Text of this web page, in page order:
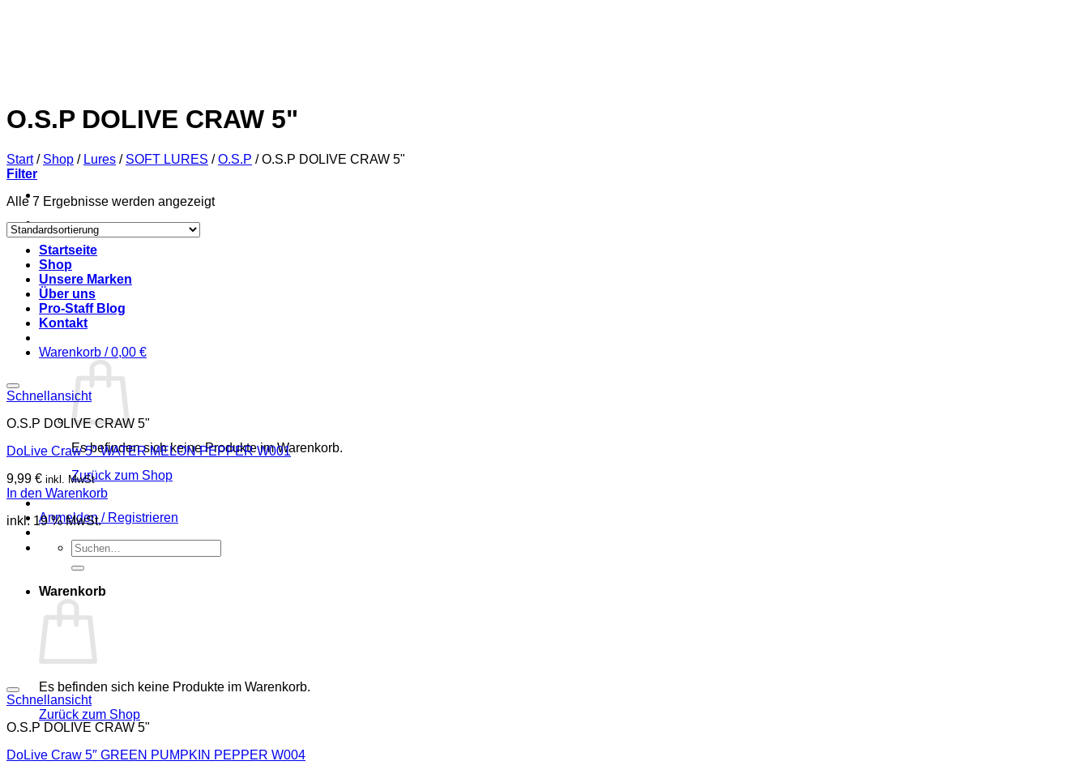
Startseite
Shop
Unsere Marken
Über uns
Pro-Staff Blog
Kontakt
Warenkorb /0,00 €
Es befinden sich keine Produkte im Warenkorb.
Zurück zum Shop
Anmelden / Registrieren
Suchen
nach:
Warenkorb
Es befinden sich keine Produkte im Warenkorb.
Zurück zum Shop
O.S.P DOLIVE CRAW 5"
Start / Shop / Lures / SOFT LURES / O.S.P /O.S.P DOLIVE CRAW 5"
Filter
Alle 7 Ergebnisse werden angezeigt
Schnellansicht
O.S.P DOLIVE CRAW 5"
DoLive Craw 5″ WATER MELON PEPPER W001
9,99 € inkl. MwSt
In den Warenkorb
inkl. 19 % MwSt.
Schnellansicht
O.S.P DOLIVE CRAW 5"
DoLive Craw 5″ GREEN PUMPKIN PEPPER W004